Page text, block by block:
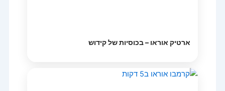
ארטיק אוראו – בכוסיות של קידוש